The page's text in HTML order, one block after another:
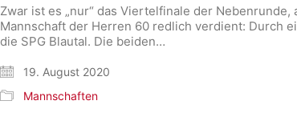
Zwar ist es „nur“ das Viertelfinale der
Mannschaft der Herren 60 redlich verdient: Durch
die SPG Blautal. Die beiden…
19. August 2020
Mannschaften